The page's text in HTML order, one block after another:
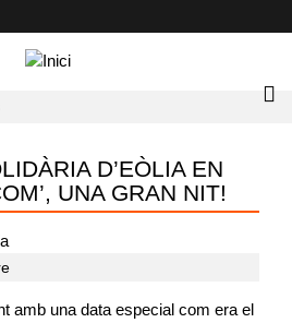
D’EÒLIA EN
UNA GRAN NIT!
amb una data especial com era el